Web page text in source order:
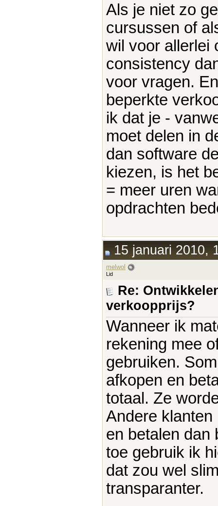
Als je niet zo
cursussen of
wil voor allerlei
consistency
voor vragen.
beperkte
ik dat je -
moet delen in
dan software
kiezen, is het
= meer uren
opdrachten
15 januari 2010,
melwol
Lid
Re:
verkoopprijs?
Wanneer ik
rekening mee
gebruiken.
afkopen en
totaal. Ze
Andere
en betalen dan
toe gebruik ik
dat zou wel
transparanter.